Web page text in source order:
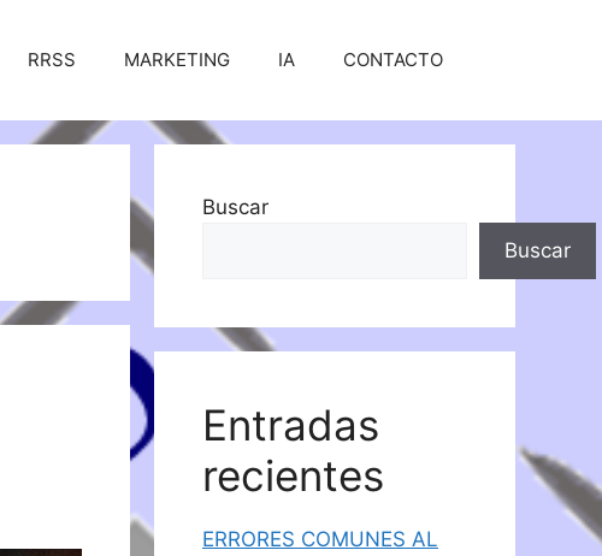
RRSS MARKETING IA CONTACTO
Buscar
Buscar
Entradas
recientes
ERRORES COMUNES AL